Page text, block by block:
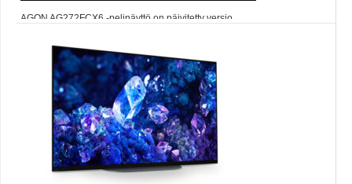
AGON AG272FCX6 -pelinäyttö on päivitetty versio
AMD Freesync